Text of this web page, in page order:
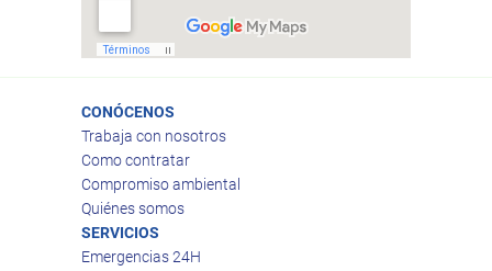
CONÓCENOS
Trabaja con nosotros
Como contratar
Compromiso ambiental
Quiénes somos
SERVICIOS
Emergencias 24H